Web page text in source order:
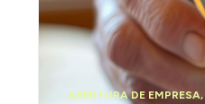
ABERTURA DE EMPRESA,